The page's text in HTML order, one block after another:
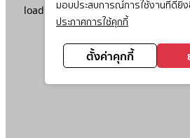
มอบประสบการณ์การใช้งานที่ดียิ่ง
ประกาศการใช้คุกกี้
ตั้งค่าคุกกี้
loadingwww.ktc.co.th(see the
information).